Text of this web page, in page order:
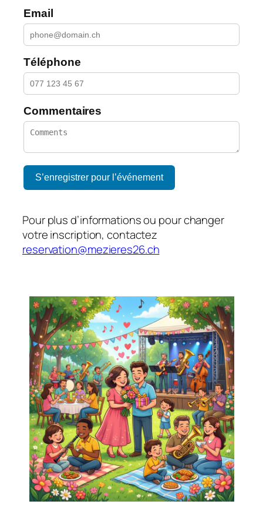
Email
Téléphone
Commentaires
S’enregistrer pour l’événement
Pour plus d’informations ou pour changer
votre inscription, contactez
reservation@mezieres26.ch